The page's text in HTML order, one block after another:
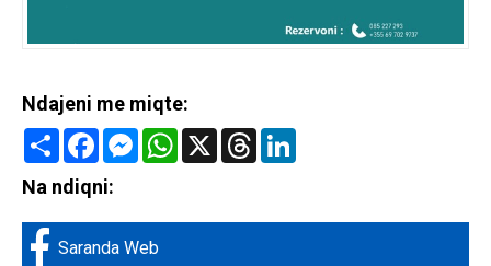
Ndajeni me miqte:
Share FacebookMessenger
WhatsApp
X Threads
Na ndiqni:
Saranda Web